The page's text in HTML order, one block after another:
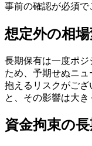
事前の確認が必須で
想定外の相
長期保有は一度ポ
ため、予期せぬニ
抱えるリスクがご
と、その影響は大き
資金拘束の